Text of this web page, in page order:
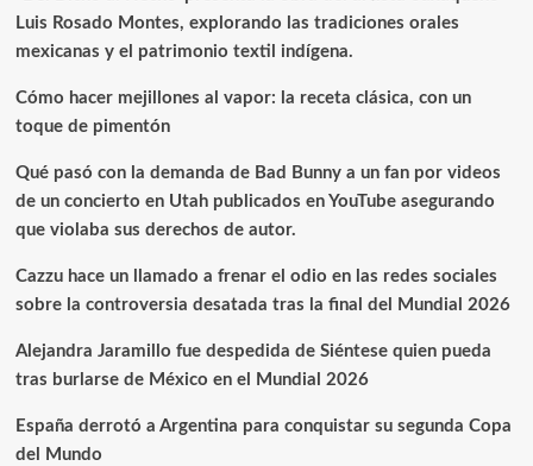
Luis Rosado Montes, explorando las tradiciones orales
mexicanas y el patrimonio textil indígena.
Cómo hacer mejillones al vapor: la receta clásica, con un
toque de pimentón
Qué pasó con la demanda de Bad Bunny a un fan por videos
de un concierto en Utah publicados en YouTube asegurando
que violaba sus derechos de autor.
Cazzu hace un llamado a frenar el odio en las redes sociales
sobre la controversia desatada tras la final del Mundial 2026
Alejandra Jaramillo fue despedida de Siéntese quien pueda
tras burlarse de México en el Mundial 2026
España derrotó a Argentina para conquistar su segunda Copa
del Mundo